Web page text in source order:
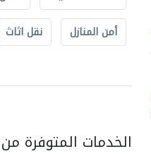
أمن المنازل
نقل اثاث
الخدمات المتوفرة